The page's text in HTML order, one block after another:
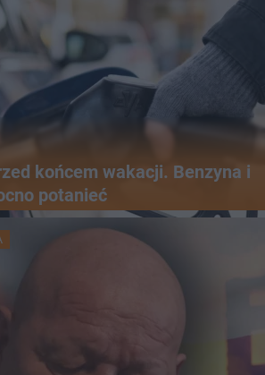
końcem wakacji. Benzyna i
potanieć